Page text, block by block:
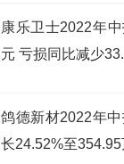
康乐卫士2022年
元 亏损同比减少
鸽德新材2022年
长24.52%至354.95